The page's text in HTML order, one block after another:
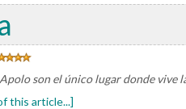
son el único lugar donde vive
this article...]